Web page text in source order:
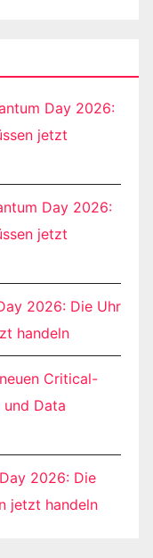
Day 2026:
jetzt
Day 2026:
jetzt
2026: Die Uhr
handeln
Critical-
Data
2026: Die
jetzt handeln